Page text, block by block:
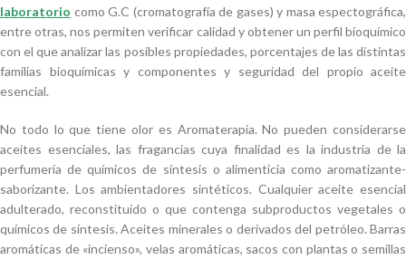
laboratorio como G.C (cromatografía de gases) y masa espectográfica,
entre otras, nos permiten verificar calidad y obtener un perfil bioquímico
con el que analizar las posibles propiedades, porcentajes de las distintas
familias bioquímicas y componentes y seguridad del propio aceite
esencial.
No todo lo que tiene olor es Aromaterapia. No pueden considerarse
aceites esenciales, las fragancias cuya finalidad es la industria de la
perfumería de químicos de síntesis o alimenticia como aromatizante-
saborizante. Los ambientadores sintéticos. Cualquier aceite esencial
adulterado, reconstituido o que contenga subproductos vegetales o
químicos de síntesis. Aceites minerales o derivados del petróleo. Barras
aromáticas de «incienso», velas aromáticas, sacos con plantas o semillas